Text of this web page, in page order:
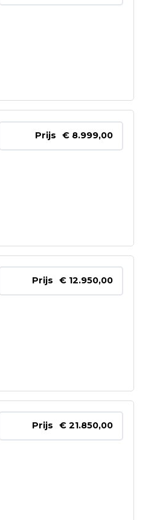
Prijs € 8.999,00
Prijs € 12.950,00
Prijs € 21.850,00